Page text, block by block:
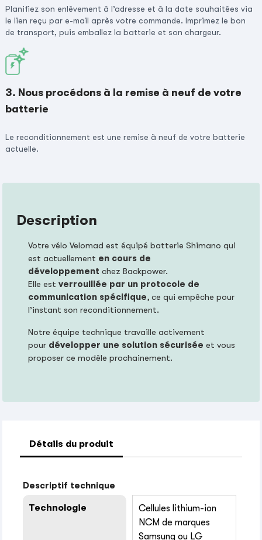
Planifiez son enlèvement à l’adresse et à la date souhaitées via
le lien reçu par e-mail après votre commande. Imprimez le bon
de transport, puis emballez la batterie et son chargeur.
3. Nous procédons à la remise à neuf de votre
batterie
Le reconditionnement est une remise à neuf de votre batterie
actuelle.
Description
Votre vélo Velomad est équipé batterie Shimano qui
est actuellement en cours de
développement chez Backpower.
Elle estverrouillée par un protocole de
communication spécifique, ce qui empêche pour
l’instant son reconditionnement.
Notre équipe technique travaille activement
pour développer une solution sécurisée et vous
proposer ce modèle prochainement.
Détails du produit
Descriptif technique
Technologie
Cellules lithium-ion
NCM de marques
Samsung ou LG